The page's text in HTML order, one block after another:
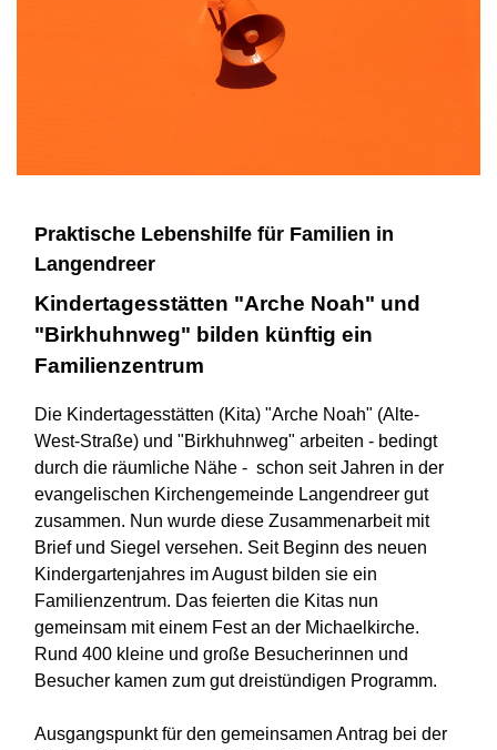
Praktische Lebenshilfe für Familien in
Langendreer
Kindertagesstätten "Arche Noah" und
"Birkhuhnweg" bilden künftig ein
Familienzentrum
Die Kindertagesstätten (Kita) "Arche Noah" (Alte-
West-Straße) und "Birkhuhnweg" arbeiten - bedingt
durch die räumliche Nähe - schon seit Jahren in der
evangelischen Kirchengemeinde Langendreer gut
zusammen. Nun wurde diese Zusammenarbeit mit
Brief und Siegel versehen. Seit Beginn des neuen
Kindergartenjahres im August bilden sie ein
Familienzentrum. Das feierten die Kitas nun
gemeinsam mit einem Fest an der Michaelkirche.
Rund 400 kleine und große Besucherinnen und
Besucher kamen zum gut dreistündigen Programm.
Ausgangspunkt für den gemeinsamen Antrag bei der